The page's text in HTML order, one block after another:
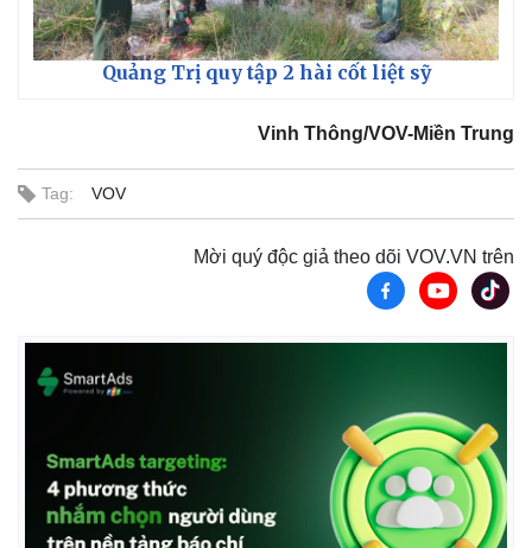
Quảng Trị quy tập 2 hài cốt liệt sỹ
Vinh Thông/VOV-Miền Trung
Tag: VOV
Mời quý độc giả theo dõi VOV.VN trên